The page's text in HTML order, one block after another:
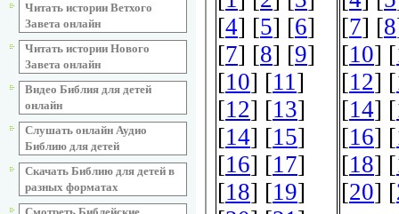
Читать истории Ветхого
Завета онлайн
Читать истории Нового
Завета онлайн
Видео Библия для детей
онлайн
Слушать онлайн Аудио
Библию для детей
Скачать Библию для детей в
разных форматах